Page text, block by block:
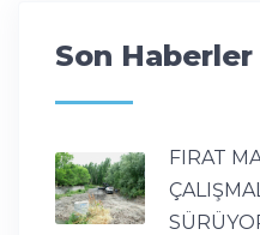
Son Haberler
FIRAT